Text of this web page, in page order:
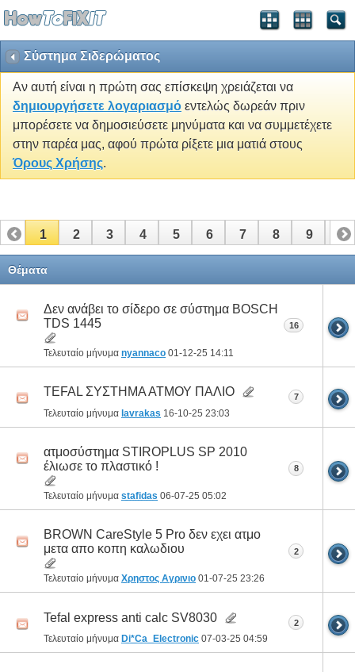
Σύστημα Σιδερώματος
Αν αυτή είναι η πρώτη σας επίσκεψη χρειάζεται να
δημιουργήσετε λογαριασμό εντελώς δωρεάν πριν
μπορέσετε να δημοσιεύσετε μηνύματα και να συμμετέχετε
στην παρέα μας, αφού πρώτα ρίξετε μια ματιά στους
Όρους Χρήσης.
1 2 3 4 5 6 7 8 9 10
Θέματα
Δεν ανάβει το σίδερο σε σύστημα BOSCH
TDS 1445
Τελευταίο μήνυμα nyannaco 01-12-25 14:11
16
TEFAL ΣΥΣΤΗΜΑ ΑΤΜΟΥ ΠΑΛΙΟ
Τελευταίο μήνυμα lavrakas 16-10-25 23:03
7
ατμοσύστημα STIROPLUS SP 2010
έλιωσε το πλαστικό !
Τελευταίο μήνυμα stafidas 06-07-25 05:02
8
BROWN CareStyle 5 Pro δεν εχει ατμο
μετα απο κοπη καλωδιου
Τελευταίο μήνυμα Χρηστος Αγρινιο 01-07-25 23:26
2
Tefal express anti calc SV8030
Τελευταίο μήνυμα Di*Ca_Electronic 07-03-25 04:59
2